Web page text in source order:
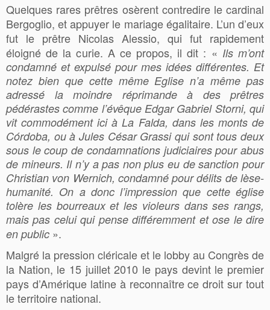
Quelques rares prêtres osèrent contredire le cardinal
Bergoglio, et appuyer le mariage égalitaire. L’un d’eux
fut le prêtre Nicolas Alessio, qui fut rapidement
éloigné de la curie. A ce propos, il dit : « Ils m’ont
condamné et expulsé pour mes idées différentes. Et
notez bien que cette même Eglise n’a même pas
adressé la moindre réprimande à des prêtres
pédérastes comme l’évêque Edgar Gabriel Storni, qui
vit commodément ici à La Falda, dans les monts de
Córdoba, ou à Jules César Grassi qui sont tous deux
sous le coup de condamnations judiciaires pour abus
de mineurs. Il n’y a pas non plus eu de sanction pour
Christian von Wernich, condamné pour délits de lèse-
humanité. On a donc l’impression que cette église
tolère les bourreaux et les violeurs dans ses rangs,
mais pas celui qui pense différemment et ose le dire
en public ».
Malgré la pression cléricale et le lobby au Congrès de
la Nation, le 15 juillet 2010 le pays devint le premier
pays d’Amérique latine à reconnaître ce droit sur tout
le territoire national.